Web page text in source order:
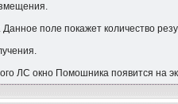
поле покажет количество
ЛС окно Помошника появится на